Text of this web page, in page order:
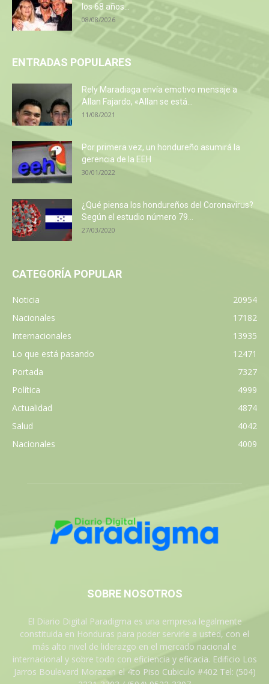
los 68 años...
08/08/2026
ENTRADAS POPULARES
Rely Maradiaga envía emotivo mensaje a
Allan Fajardo, «Allan se está...
11/08/2021
Por primera vez, un hondureño asumirá la
gerencia de la EEH
30/01/2022
¿Qué piensa los hondureños del Coronavirus?
Según el estudio número 79...
27/03/2020
CATEGORÍA POPULAR
Noticia
20954
Nacionales
17182
Internacionales
13935
Lo que está pasando
12471
Portada
7327
Política
4999
Actualidad
4874
Salud
4042
Nacionales
4009
SOBRE NOSOTROS
El Diario Digital Paradigma es una empresa legalmente
constituida en Honduras para poder servirle a usted, con el
más alto nivel de liderazgo en el mercado nacional e
internacional y sobre todo con eficiencia y eficacia. Edificio Los
Jarros Boulevard Morazan el 4to Piso Cubiculo #402 Tel: (504)